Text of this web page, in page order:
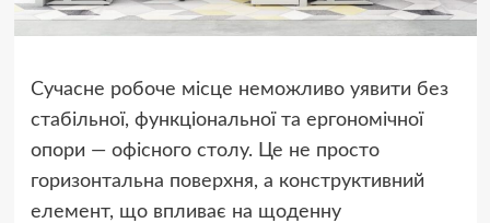
Сучасне робоче місце неможливо уявити без
стабільної, функціональної та ергономічної
опори — офісного столу. Це не просто
горизонтальна поверхня, а конструктивний
елемент, що впливає на щоденну